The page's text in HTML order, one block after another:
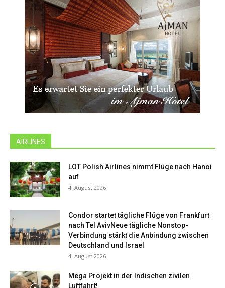
AIRLINES
LOT Polish Airlines nimmt Flüge nach Hanoi
auf
4. August 2026
Condor startet tägliche Flüge von Frankfurt
nach Tel AvivNeue tägliche Nonstop-
Verbindung stärkt die Anbindung zwischen
Deutschland und Israel
4. August 2026
Mega Projekt in der Indischen zivilen
Luftfahrt!